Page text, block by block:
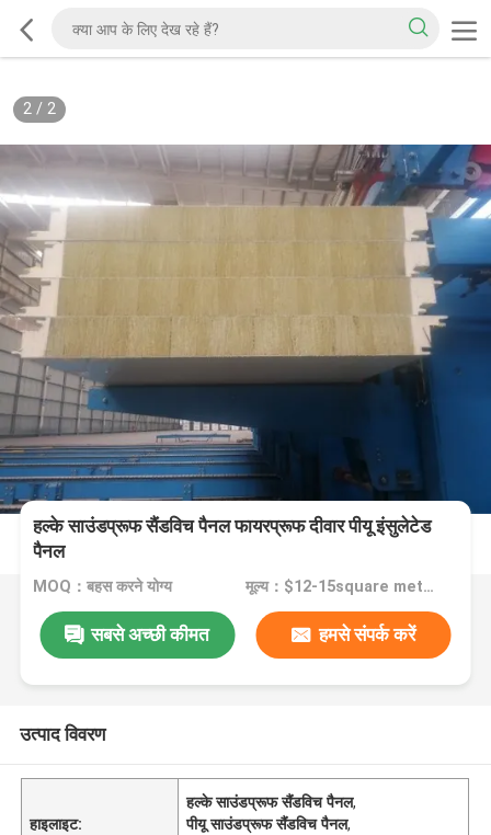
2/ 2
हल्के साउंडप्रूफ सैंडविच पैनल फायरप्रूफ दीवार पीयू इंसुलेटेड
पैनल
MOQ：बहस करने योग्य मूल्य：$12-15square meter
सबसे अच्छी कीमत हमसे संपर्क करें
उत्पाद विवरण
हाइलाइट:
हल्के साउंडप्रूफ सैंडविच पैनल,
पीयू साउंडप्रूफ सैंडविच पैनल,